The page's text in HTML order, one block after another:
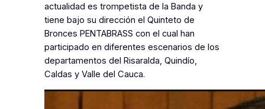
actualidad es trompetista de la Banda y
tiene bajo su dirección el Quinteto de
Bronces PENTABRASS con el cual han
participado en diferentes escenarios de los
departamentos del Risaralda, Quindío,
Caldas y Valle del Cauca.